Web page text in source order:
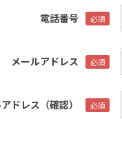
電話番号
メールアドレス
ドレス（確認）